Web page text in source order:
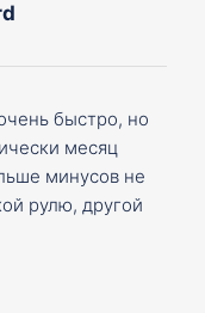
быстро, но
месяц
минусов не
рулю, другой